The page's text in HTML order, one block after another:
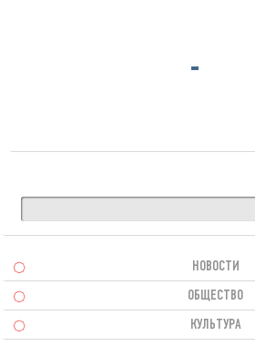
НОВОСТИ
ОБЩЕСТВО
КУЛЬТУРА